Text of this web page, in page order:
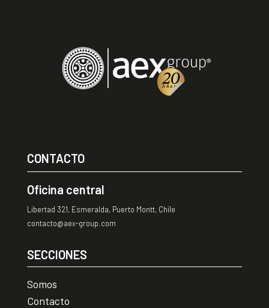
CONTACTO
Oficina central
Libertad 321, Esmeralda, Puerto Montt, Chile
contacto@aex-group.com
SECCIONES
Somos
Contacto